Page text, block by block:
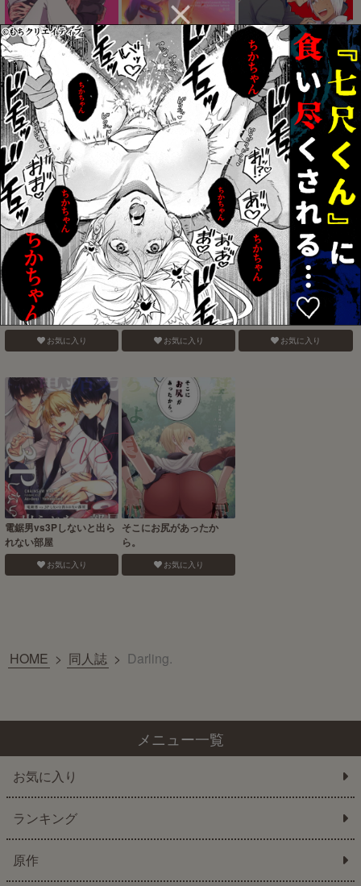
HAPPY LOZP FRIENDS
VOL. 1
お気に入り
I love youしかきこえない
お気に入り
SEXしないと出られない
事務所
お気に入り
あいらい
お気に入り
CANDY×CANDY
お気に入り
スティーブンさんのわが
まま
お気に入り
電鋸男vs3Pしないと出ら
れない部屋
お気に入り
そこにお尻があったか
ら。
お気に入り
HOME > 同人誌 > Darling.
メニュー一覧
お気に入り
ランキング
原作